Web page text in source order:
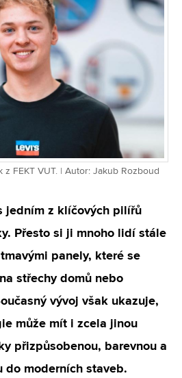
z FEKT VUT. | Autor: Jakub Rozboud
jedním z klíčových pilířů
Přesto si ji mnoho lidí stále
panely, které se
střechy domů nebo
vývoj však ukazuje,
může mít i zcela jinou
přizpůsobenou, barevnou a
do moderních staveb.